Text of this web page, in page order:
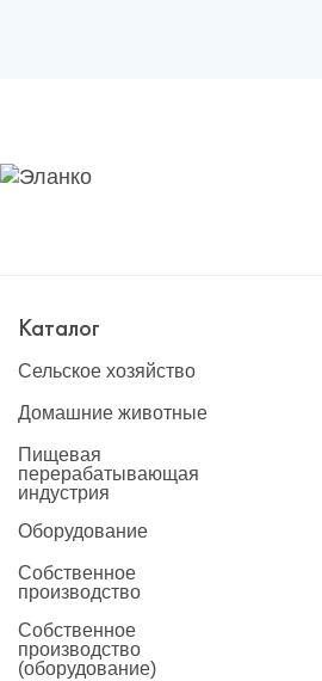
Каталог
Сельское хозяйство
Домашние животные
Пищевая
перерабатывающая
индустрия
Оборудование
Собственное
производство
Собственное
производство
(оборудование)